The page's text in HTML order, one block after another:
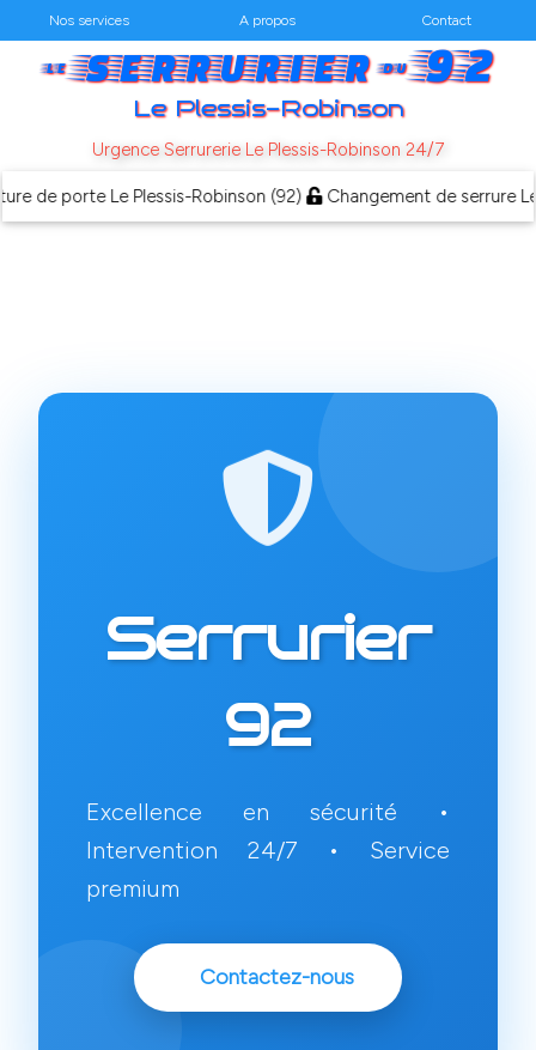
Nos services A propos Contact
leserrurierdu92
Le Plessis-Robinson
Urgence Serrurerie Le Plessis-Robinson 24/7
de porte Le Plessis-Robinson (92) Changement de serrure Le
Serrurier
92
Excellence en sécurité •
Intervention 24/7 • Service
premium
Contactez-nous